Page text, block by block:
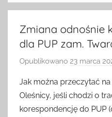
Zmiana odnośnie
dla PUP zam.
Opublikowano 23 marca
Jak można przeczytać
Oleśnicy, jeśli chodzi o
korespondencję do PUP